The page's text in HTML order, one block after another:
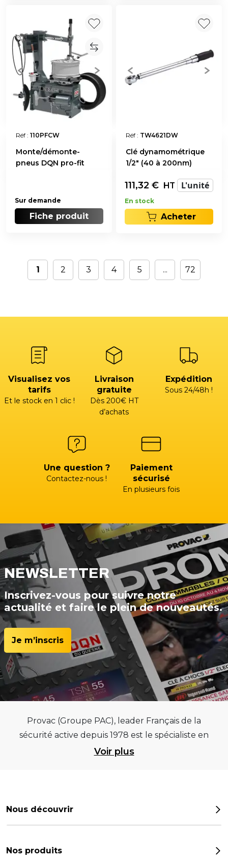
Réf : 110PFCW
Monte/démonte-
pneus DQN pro-fit
Sur demande
Fiche produit
Réf : TW4621DW
Clé dynamométrique
1/2" (40 à 200nm)
111,32 € HT L'unité
En stock
Acheter
1 2 3 4 5 ... 72
Visualisez vos
tarifs
Et le stock en 1 clic !
Livraison
gratuite
Dès 200€ HT
d’achats
Expédition
Sous 24/48h !
Une question ?
Contactez-nous !
Paiement
sécurisé
En plusieurs fois
NEWSLETTER
Inscrivez-vous pour suivre notre
actualité et faire le plein de nouveautés.
Je m’inscris
Provac (Groupe PAC), leader Français de la
sécurité active depuis 1978 est le spécialiste en
équipements pour garages et centres
meilleurs équipements sur des critères de
Provac propose une large gamme
Voir plus
Nous découvrir
Les chiffres
Nos produits